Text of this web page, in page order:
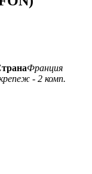
Франция
- 2 комп.